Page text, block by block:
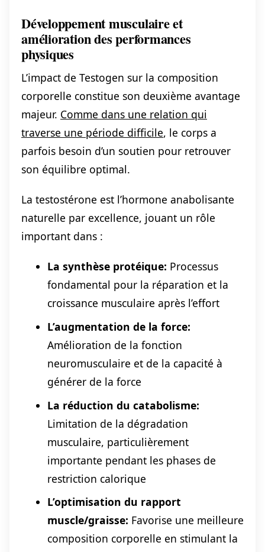
Développement musculaire et
amélioration des performances
physiques
L’impact de Testogen sur la composition
corporelle constitue son deuxième avantage
majeur. Comme dans une relation qui
traverse une période difficile, le corps a
parfois besoin d’un soutien pour retrouver
son équilibre optimal.
La testostérone est l’hormone anabolisante
naturelle par excellence, jouant un rôle
important dans :
La synthèse protéique: Processus
fondamental pour la réparation et la
croissance musculaire après l’effort
L’augmentation de la force:
Amélioration de la fonction
neuromusculaire et de la capacité à
générer de la force
La réduction du catabolisme:
Limitation de la dégradation
musculaire, particulièrement
importante pendant les phases de
restriction calorique
L’optimisation du rapport
muscle/graisse: Favorise une meilleure
composition corporelle en stimulant la